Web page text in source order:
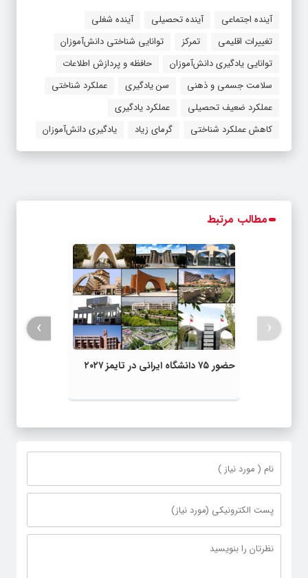
آینده اجتماعی آینده تحصیلی
آینده شغلی
تغییرات اقلیمی
تمرکز
توانایی شناختی دانش‌آموزان
توانایی یادگیری دانش‌آموزان
حافظه و پردازش اطلاعات
سلامت جسمی و ذهنی
سن یادگیری
عملکرد شناختی
عملکرد ضعیف تحصیلی
عملکرد یادگیری
کاهش عملکرد شناختی
گرمای زیاد یادگیری دانش‌آموزان
مطالب مرتبط
حضور ۷۵ دانشگاه ایرانی در تایمز ۲۰۲۷
‹
›